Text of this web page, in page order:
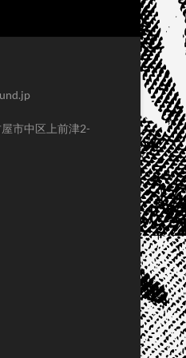
市中区上前津2-